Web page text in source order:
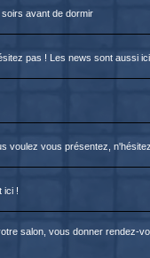
avant de dormir
pas ! Les news sont aussi
voulez vous présentez,
ici !
salon, vous donner rendez-